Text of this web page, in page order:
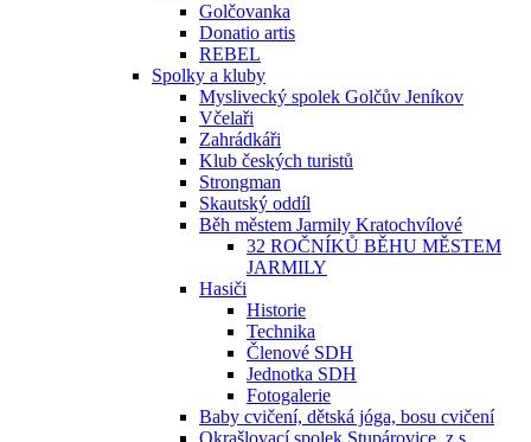
Golčovanka
Donatio artis
REBEL
Spolky a kluby
Myslivecký spolek Golčův Jeníkov
Včelaři
Zahrádkáři
Klub českých turistů
Strongman
Skautský oddíl
Běh městem Jarmily Kratochvílové
32 ROČNÍKŮ BĚHU MĚSTEM
JARMILY
Hasiči
Historie
Technika
Členové SDH
Jednotka SDH
Fotogalerie
Baby cvičení, dětská jóga, bosu cvičení
Okrašlovací spolek Stupárovice, z.s.